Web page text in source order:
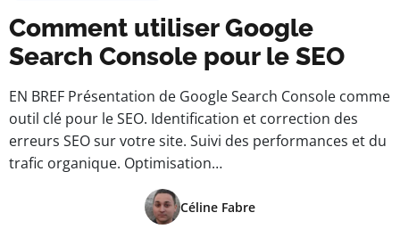
Comment utiliser Google
Search Console pour le SEO
EN BREF Présentation de Google Search Console comme
outil clé pour le SEO. Identification et correction des
erreurs SEO sur votre site. Suivi des performances et du
trafic organique. Optimisation…
Céline Fabre